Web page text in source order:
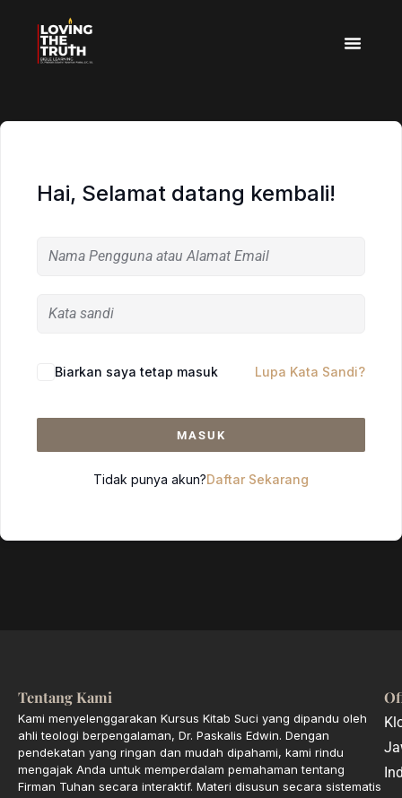
Hai, Selamat datang kembali!
Biarkan saya tetap masuk Lupa Kata Sandi?
MASUK
Tidak punya akun?Daftar Sekarang
Tentang Kami
Kami menyelenggarakan Kursus Kitab Suci yang dipandu oleh
ahli teologi berpengalaman, Dr. Paskalis Edwin. Dengan
pendekatan yang ringan dan mudah dipahami, kami rindu
mengajak Anda untuk memperdalam pemahaman tentang
Firman Tuhan secara interaktif. Materi disusun secara sistematis